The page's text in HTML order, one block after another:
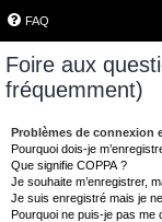
FAQ
Foire aux
fréquemment)
Problèmes de connexion
Pourquoi dois-je
Que signifie COPPA ?
Je souhaite m’enregistrer,
Je suis enregistré mais je
Pourquoi ne puis-je pas me